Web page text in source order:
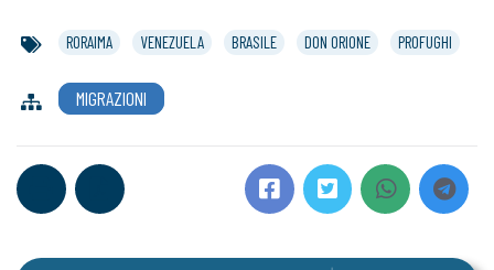
RORAIMA VENEZUELA BRASILE DON ORIONE PROFUGHI
MIGRAZIONI